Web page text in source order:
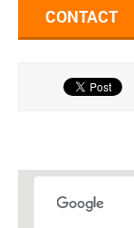
CONTACT